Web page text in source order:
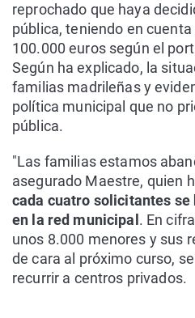
reprochado que haya
pública, teniendo en
100.000 euros según el
Según ha explicado, la
familias madrileñas y
política municipal que no
pública.
"Las familias estamos
asegurado Maestre, quien
cada cuatro solicitantes se
en la red municipal . En
unos 8.000 menores y sus
de cara al próximo curso,
recurrir a centros privados.